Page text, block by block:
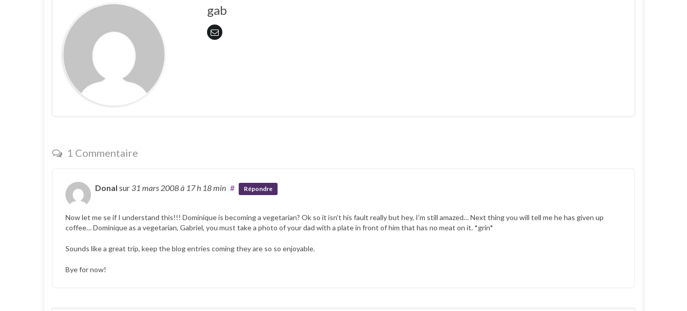
gab
1 Commentaire
Donal sur 31 mars 2008à 17 h 18 min # Répondre
Now let me se if I understand this!!! Dominique is becoming a vegetarian? Ok so it isn’t his fault really but hey, I’m still amazed… Next thing you will tell me he has given up
coffee… Dominique as a vegetarian, Gabriel, you must take a photo of your dad with a plate in front of him that has no meat on it. *grin*
Sounds like a great trip, keep the blog entries coming they are so so enjoyable.
Bye for now!